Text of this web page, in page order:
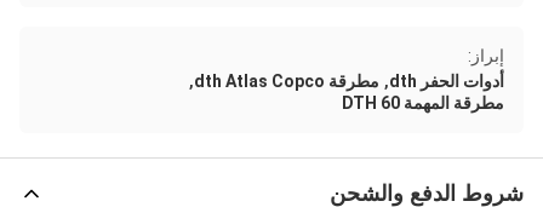
إبراز:
أدوات الحفر dth
, مطرقة dth Atlas Copco ,
مطرقة المهمة 60 DTH
شروط الدفع والشحن